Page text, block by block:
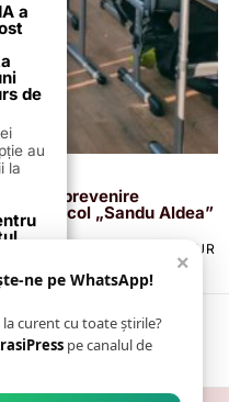
de prevenire
Agricol „Sandu Aldea”
DE ANULARE & RETUR
CONTACT
×
ne pe WhatsApp!
curent cu toate știrile?
pe canalul de
a
de
au
la
cu
de